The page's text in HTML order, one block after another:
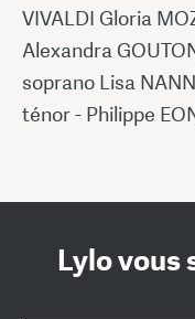
VIVALDI Gloria
Alexandra
soprano Lisa
ténor - Philippe
Lylo vous